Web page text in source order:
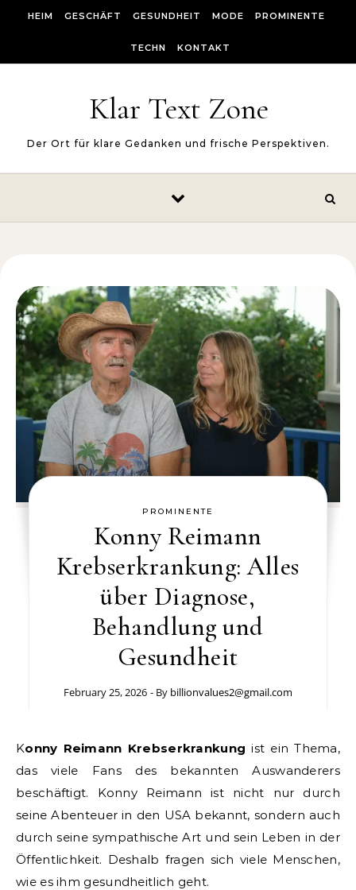
HEIM GESCHÄFT GESUNDHEIT MODE PROMINENTE
TECHN KONTAKT
Klar Text Zone
Der Ort für klare Gedanken und frische Perspektiven.
PROMINENTE
Konny Reimann
Krebserkrankung: Alles
über Diagnose,
Behandlung und
Gesundheit
February 25, 2026 - By billionvalues2@gmail.com
Konny Reimann Krebserkrankung ist ein Thema,
das viele Fans des bekannten Auswanderers
beschäftigt. Konny Reimann ist nicht nur durch
seine Abenteuer in den USA bekannt, sondern auch
durch seine sympathische Art und sein Leben in der
Öffentlichkeit. Deshalb fragen sich viele Menschen,
wie es ihm gesundheitlich geht.